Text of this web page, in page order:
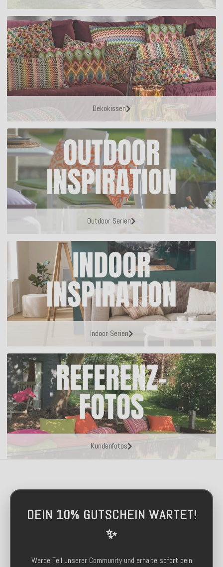
Dekokissen
Outdoor Serien
Indoor Serien
Kundenfotos
DEIN 10% GUTSCHEIN WARTET!
✨
Werde Teil unserer Community und erhalte sofort dein